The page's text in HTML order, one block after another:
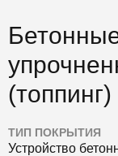
(топпинг)
ТИП ПОКРЫТИЯ
Устройство